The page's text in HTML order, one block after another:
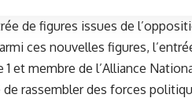
de figures issues de
ces nouvelles figures,
et membre de l’Alliance
rassembler des forces